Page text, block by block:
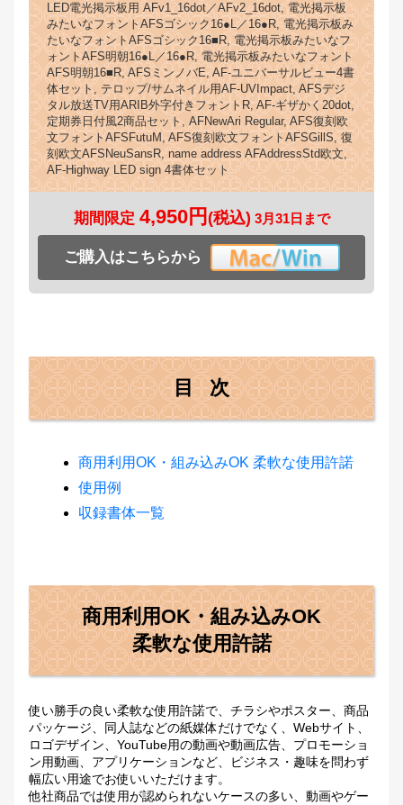
LED電光掲示板用 AFv1_16dot／AFv2_16dot, 電光掲示板
みたいなフォントAFSゴシック16●L／16●R, 電光掲示板み
たいなフォントAFSゴシック16■R, 電光掲示板みたいなフ
ォントAFS明朝16●L／16●R, 電光掲示板みたいなフォント
AFS明朝16■R, AFSミンノバE, AF-ユニバーサルビュー4書
体セット, テロップ/サムネイル用AF-UVImpact, AFSデジ
タル放送TV用ARIB外字付きフォントR, AF-ギザかく20dot,
定期券日付風2商品セット, AFNewAri Regular, AFS復刻欧
文フォントAFSFutuM, AFS復刻欧文フォントAFSGillS, 復
刻欧文AFSNeuSansR, name address AFAddressStd欧文,
AF-Highway LED sign 4書体セット
期間限定 4,950円 (税込) 3月31日まで
ご購入はこちらから
目次
商用利用OK・組み込みOK 柔軟な使用許諾
使用例
収録書体一覧
商用利用OK・組み込みOK
柔軟な使用許諾
使い勝手の良い柔軟な使用許諾で、チラシやポスター、商品
パッケージ、同人誌などの紙媒体だけでなく、Webサイト、
ロゴデザイン、YouTube用の動画や動画広告、プロモーショ
ン用動画、アプリケーションなど、ビジネス・趣味を問わず
幅広い用途でお使いいただけます。
他社商品では使用が認められないケースの多い、動画やゲー